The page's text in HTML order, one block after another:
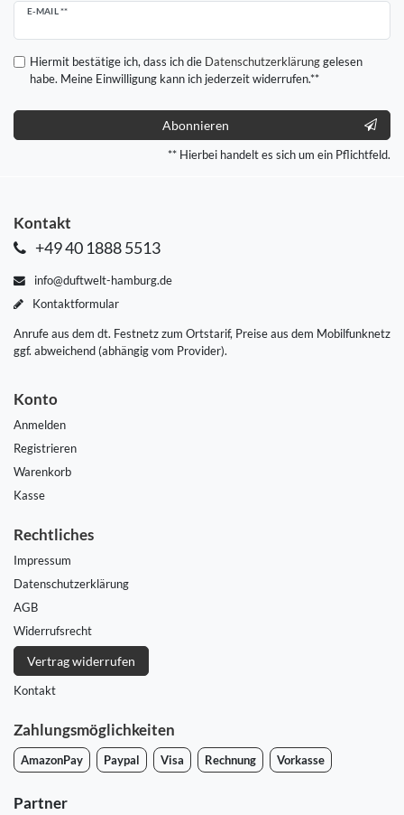
E-MAIL **
Newsletter
Hiermit bestätige ich, dass ich die Daten­schutz­erklärunggelesen
habe. Meine Einwilligung kann ich jederzeit widerrufen.**
Abonnieren
** Hierbei handelt es sich um ein Pflichtfeld.
Kontakt
+49 40 1888 5513
info@duftwelt-hamburg.de
Kontaktformular
Anrufe aus dem dt. Festnetz zum Ortstarif, Preise aus dem Mobilfunknetz
ggf. abweichend (abhängig vom Provider).
Konto
Anmelden
Registrieren
Warenkorb
Kasse
Rechtliches
Impressum
Daten­schutz­erklärung
AGB
Widerrufs­recht
Vertrag widerrufen
Kontakt
Zahlungsmöglichkeiten
AmazonPay Paypal Visa Rechnung Vorkasse
Partner